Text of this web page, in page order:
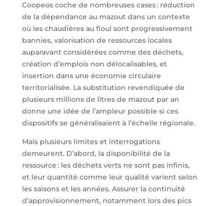
Coopeos coche de nombreuses cases : réduction
de la dépendance au mazout dans un contexte
où les chaudières au fioul sont progressivement
bannies, valorisation de ressources locales
auparavant considérées comme des déchets,
création d’emplois non délocalisables, et
insertion dans une économie circulaire
territorialisée. La substitution revendiquée de
plusieurs millions de litres de mazout par an
donne une idée de l’ampleur possible si ces
dispositifs se généralisaient à l’échelle régionale.
Mais plusieurs limites et interrogations
demeurent. D’abord, la disponibilité de la
ressource : les déchets verts ne sont pas infinis,
et leur quantité comme leur qualité varient selon
les saisons et les années. Assurer la continuité
d’approvisionnement, notamment lors des pics